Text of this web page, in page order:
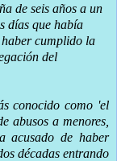
de seis años a un
días que había
cumplido la
del
conocido como 'el
abusos a menores,
acusado de haber
décadas entrando